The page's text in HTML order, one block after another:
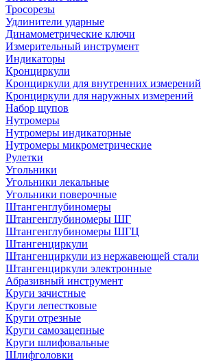
Тросорезы
Удлинители ударные
Динамометрические ключи
Измерительный инструмент
Индикаторы
Кронциркули
Кронциркули для внутренних измерений
Кронциркули для наружных измерений
Набор щупов
Нутромеры
Нутромеры индикаторные
Нутромеры микрометрические
Рулетки
Угольники
Угольники лекальные
Угольники поверочные
Штангенглубиномеры
Штангенглубиномеры ШГ
Штангенглубиномеры ШГЦ
Штангенциркули
Штангенциркули из нержавеющей стали
Штангенциркули электронные
Абразивный инструмент
Круги зачистные
Круги лепестковые
Круги отрезные
Круги самозацепные
Круги шлифовальные
Шлифголовки